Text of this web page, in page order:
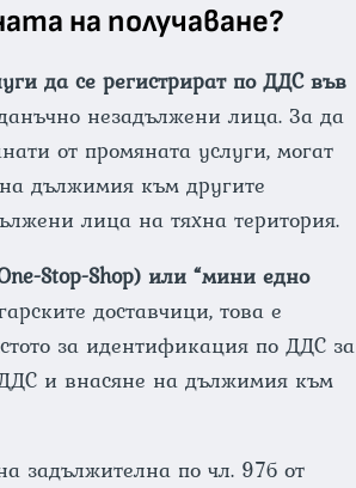
на получаване?
да се регистрират по ДДС във
незадължени лица. За да
от промяната услуги, могат
дължимия към другите
лица на тяхна територия.
Stop-Shop) или “мини едно
доставчици, това е
за идентификация по ДДС за
и внасяне на дължимия към
задължителна по чл. 97б от